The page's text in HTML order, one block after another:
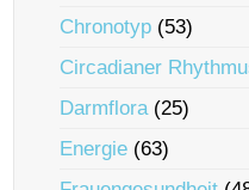
Chronotyp (53)
Circadianer
Darmflora(25)
Energie (63)